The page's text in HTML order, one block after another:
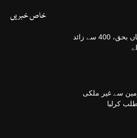
خاص خبریں
بارشوں سے 126 افراد جاں بحق، 400 سے زائد
سے غیر ملکی
کرلیا